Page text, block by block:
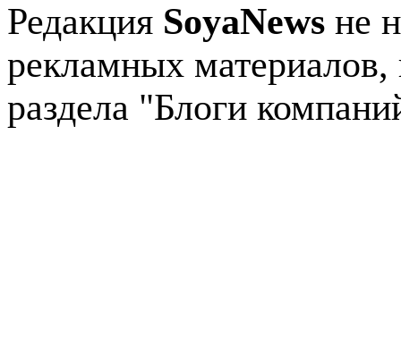
Редакция SoyaNews не
рекламных
раздела "Блоги